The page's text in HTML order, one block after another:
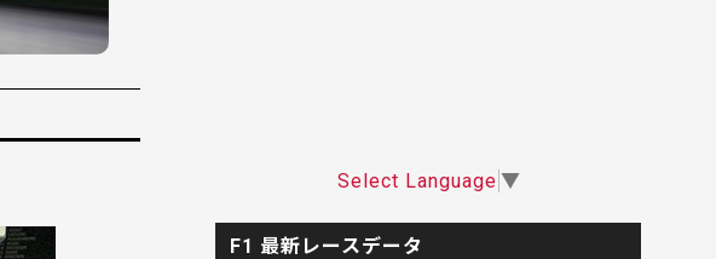
Select Language ▼
F1 最新レースデータ